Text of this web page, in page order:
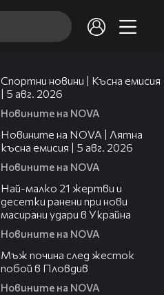
Спортни новини | Късна емисия
| 5 авг. 2026
Новините на NOVA
Новините на NOVA | Лятна
късна емисия | 5 авг. 2026
Новините на NOVA
Най-малко 21 жертви и
десетки ранени при нови
масирани удари в Украйна
Новините на NOVA
Мъж почина след жесток
побой в Пловдив
Новините на NOVA